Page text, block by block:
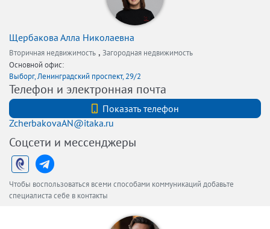
Щербакова Алла Николаевна
Вторичная недвижимость , Загородная недвижимость
Основной офис:
Выборг, Ленинградский проспект, 29/2
Телефон и электронная почта
Показать телефон
ZcherbakovaAN@itaka.ru
Соцсети и мессенджеры
Чтобы воспользоваться всеми способами коммуникаций добавьте
специалиста себе в контакты